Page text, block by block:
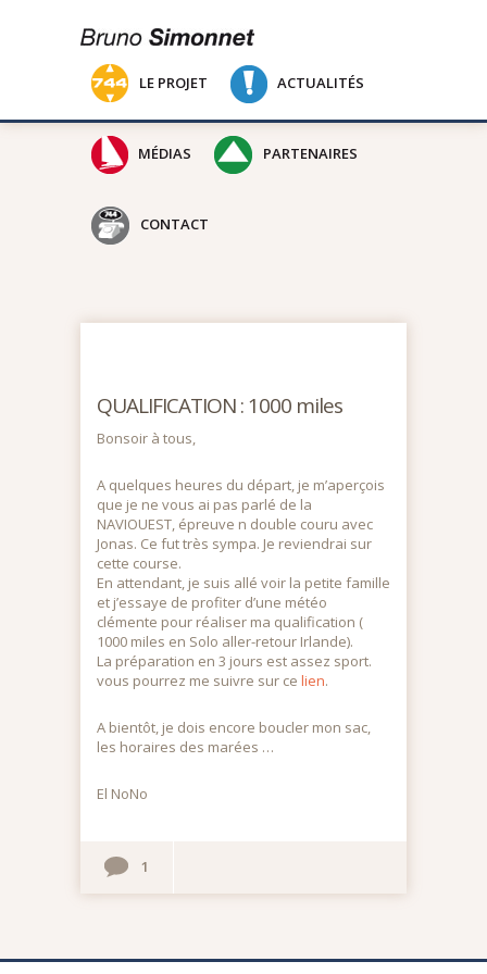
LE PROJET ACTUALITÉS
MÉDIAS PARTENAIRES
CONTACT
QUALIFICATION : 1000 miles
Bonsoir à tous,
A quelques heures du départ, je m’aperçois
que je ne vous ai pas parlé de la
NAVIOUEST, épreuve n double couru avec
Jonas. Ce fut très sympa. Je reviendrai sur
cette course.
En attendant, je suis allé voir la petite famille
et j’essaye de profiter d’une météo
clémente pour réaliser ma qualification (
1000 miles en Solo aller-retour Irlande).
La préparation en 3 jours est assez sport.
vous pourrez me suivre sur ce lien.
A bientôt, je dois encore boucler mon sac,
les horaires des marées …
El NoNo
1